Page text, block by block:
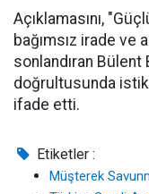
Açıklamasını,
bağımsız irade ve
sonlandıran Bülent
doğrultusunda
ifade etti.
Etiketler :
Müşterek